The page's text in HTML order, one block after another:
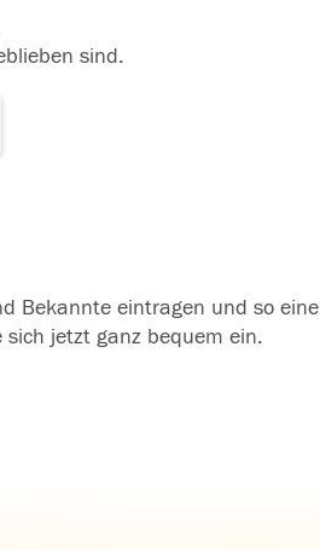
sind.
Bekannte eintragen und so eine
jetzt ganz bequem ein.